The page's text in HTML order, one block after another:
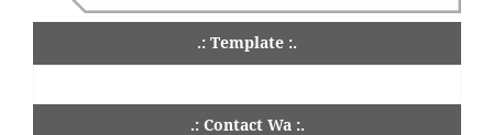
.: Template :.
.: Contact Wa :.